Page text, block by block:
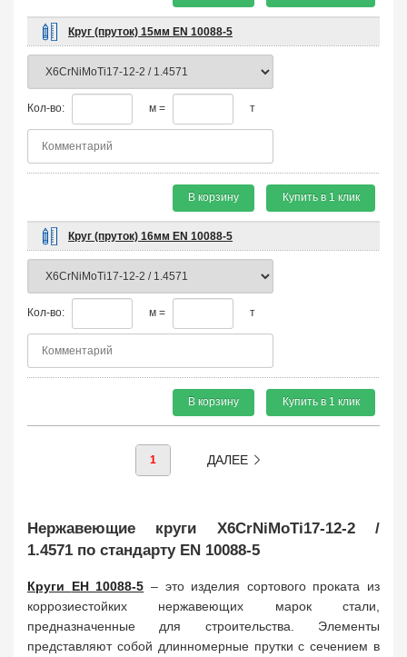
Круг (пруток) 15мм EN 10088-5
Кол-во: м = т
В корзину Купить в 1 клик
Круг (пруток) 16мм EN 10088-5
Кол-во: м = т
В корзину Купить в 1 клик
1 ДАЛЕЕ
Нержавеющие круги X6CrNiMoTi17-12-2 /
1.4571 по стандарту EN 10088-5
Круги ЕН 10088-5 – это изделия сортового проката из
коррозиестойких нержавеющих марок стали,
предназначенные для строительства. Элементы
представляют собой длинномерные прутки с сечением в